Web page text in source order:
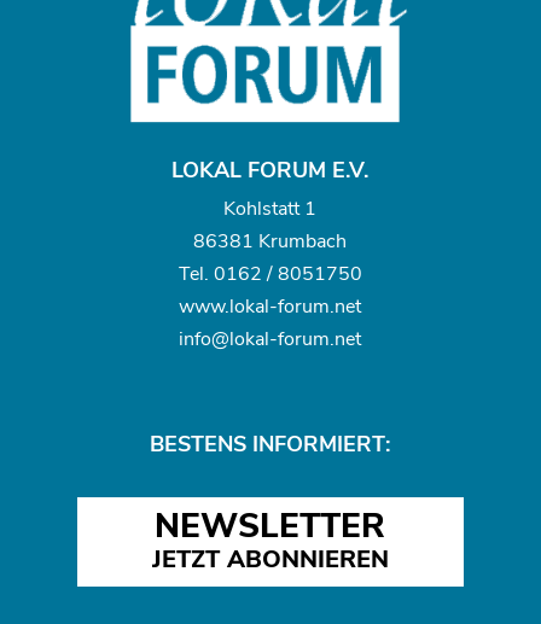
LOKAL FORUM E.V.
Kohlstatt 1
86381 Krumbach
Tel. 0162 / 8051750
www.lokal-forum.net
info@lokal-forum.net
BESTENS INFORMIERT:
NEWSLETTER
JETZT ABONNIEREN